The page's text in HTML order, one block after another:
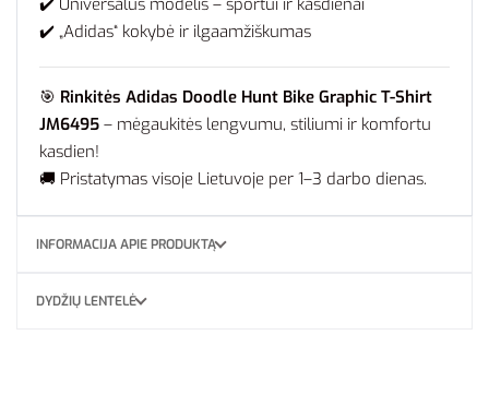
✔️ „Adidas“ kokybė ir ilgaamžiškumas
🎯 Rinkitės Adidas Doodle Hunt Bike Graphic T-Shirt
JM6495 – mėgaukitės lengvumu, stiliumi ir komfortu
kasdien!
🚚 Pristatymas visoje Lietuvoje per 1–3 darbo dienas.
INFORMACIJA APIE PRODUKTĄ
DYDŽIŲ LENTELĖ